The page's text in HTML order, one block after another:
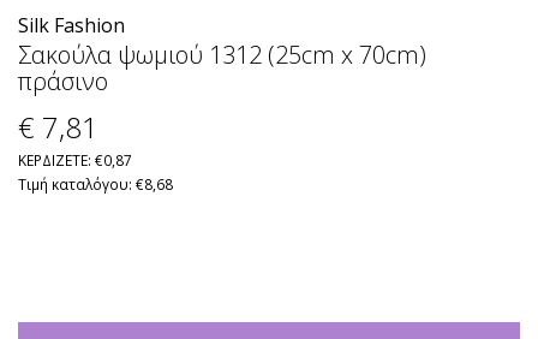
Silk Fashion
Σακούλα ψωμιού 1312 (25cm x 70cm)
πράσινο
€ 7,81
ΚΕΡΔΙΖΕΤΕ: €0,87
Τιμή καταλόγου: €8,68